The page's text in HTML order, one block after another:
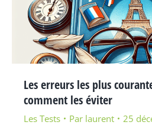
Les erreurs les plus
comment les éviter
Les Tests Par laurent 25